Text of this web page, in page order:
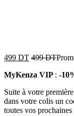
499 DT 499DT
MyKenza VIP : -
Suite à votre
dans votre colis un
toutes vos prochaines